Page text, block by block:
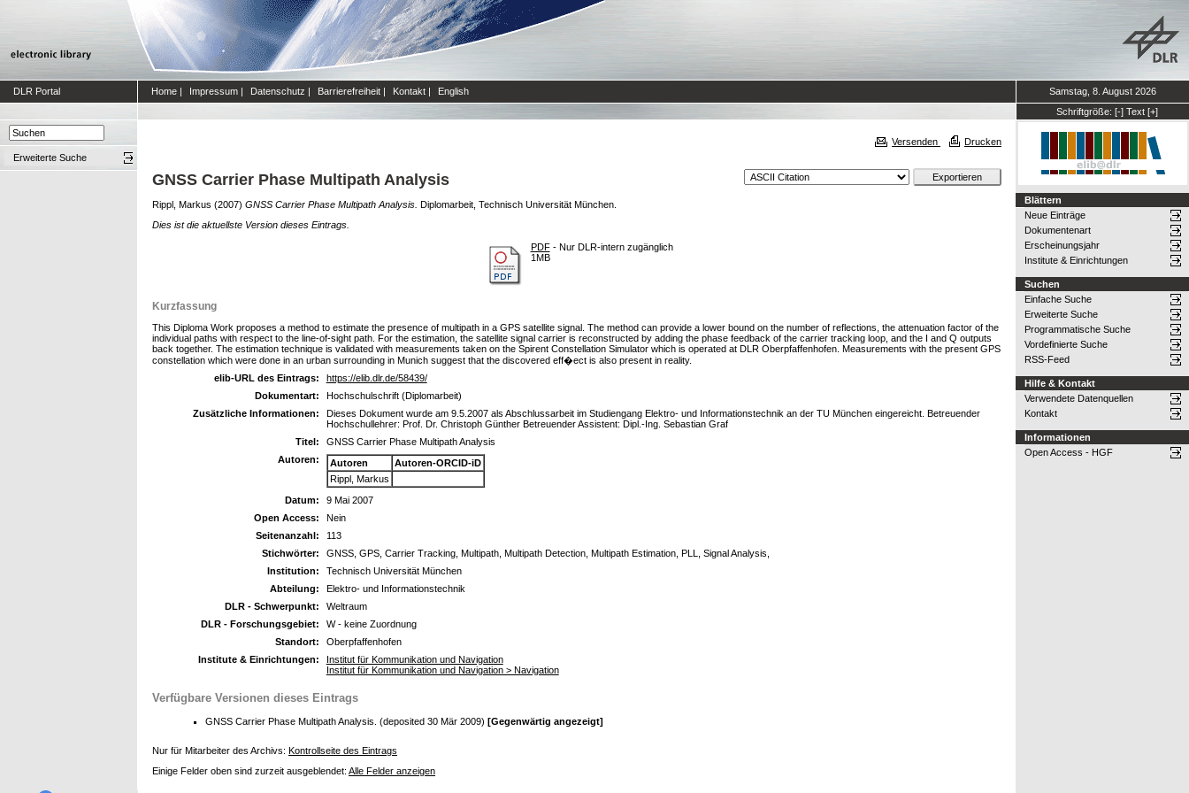
DLR Portal Home | Impressum | Datenschutz | Barrierefreiheit | Kontakt | English
Samstag, 8. August 2026
Schriftgröße: [-] Text [+]
Erweiterte Suche
Versenden Drucken
GNSS Carrier Phase Multipath Analysis
Rippl, Markus (2007) GNSS Carrier Phase Multipath Analysis. Diplomarbeit, Technisch Universität München.
Dies ist die aktuellste Version dieses Eintrags.
PDF- Nur DLR-intern zugänglich
1MB
Kurzfassung
This Diploma Work proposes a method to estimate the presence of multipath in a GPS satellite signal. The method can provide a lower bound on the number of reflections, the attenuation factor of the
individual paths with respect to the line-of-sight path. For the estimation, the satellite signal carrier is reconstructed by adding the phase feedback of the carrier tracking loop, and the I and Q outputs
back together. The estimation technique is validated with measurements taken on the Spirent Constellation Simulator which is operated at DLR Oberpfaffenhofen. Measurements with the present GPS
constellation which were done in an urban surrounding in Munich suggest that the discovered eff�ect is also present in reality.
elib-URL des Eintrags:
https://elib.dlr.de/58439/
Dokumentart:
Hochschulschrift (Diplomarbeit)
Zusätzliche Informationen:
Dieses Dokument wurde am 9.5.2007 als Abschlussarbeit im Studiengang Elektro- und Informationstechnik an der TU München eingereicht. Betreuender
Hochschullehrer: Prof. Dr. Christoph Günther Betreuender Assistent: Dipl.-Ing. Sebastian Graf
Titel:
GNSS Carrier Phase Multipath Analysis
Autoren:
Autoren
Autoren-ORCID-iD
Rippl, Markus
Datum:
9 Mai 2007
Open Access:
Nein
Seitenanzahl:
113
Stichwörter:
GNSS, GPS, Carrier Tracking, Multipath, Multipath Detection, Multipath Estimation, PLL, Signal Analysis,
Institution:
Technisch Universität München
Abteilung:
Elektro- und Informationstechnik
DLR - Schwerpunkt:
Weltraum
DLR - Forschungsgebiet:
W - keine Zuordnung
Standort:
Oberpfaffenhofen
Institute & Einrichtungen:
Institut für Kommunikation und Navigation
Institut für Kommunikation und Navigation > Navigation
Verfügbare Versionen dieses Eintrags
GNSS Carrier Phase Multipath Analysis. (deposited 30 Mär 2009) [Gegenwärtig angezeigt]
Nur für Mitarbeiter des Archivs: Kontrollseite des Eintrags
Einige Felder oben sind zurzeit ausgeblendet: Alle Felder anzeigen
Blättern
Neue Einträge
Dokumentenart
Erscheinungsjahr
Institute & Einrichtungen
Suchen
Einfache Suche
Erweiterte Suche
Programmatische Suche
Vordefinierte Suche
RSS-Feed
Hilfe & Kontakt
Verwendete Datenquellen
Kontakt
Informationen
Open Access - HGF